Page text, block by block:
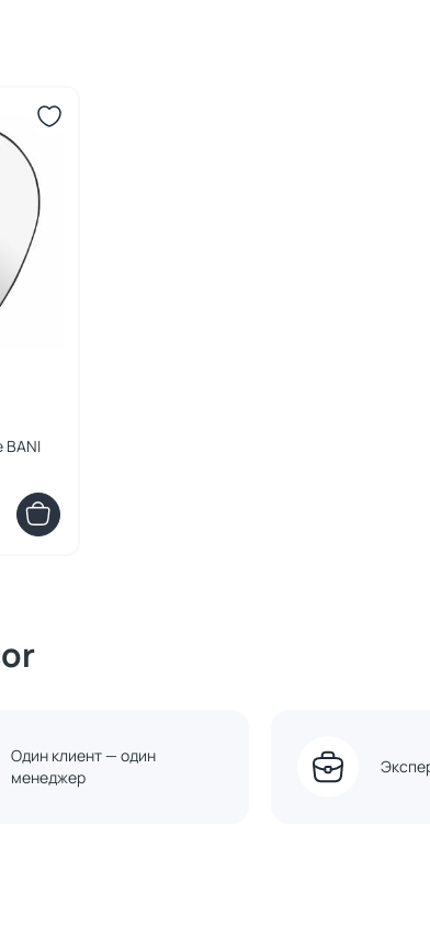
BANI
Один клиент — один
менеджер